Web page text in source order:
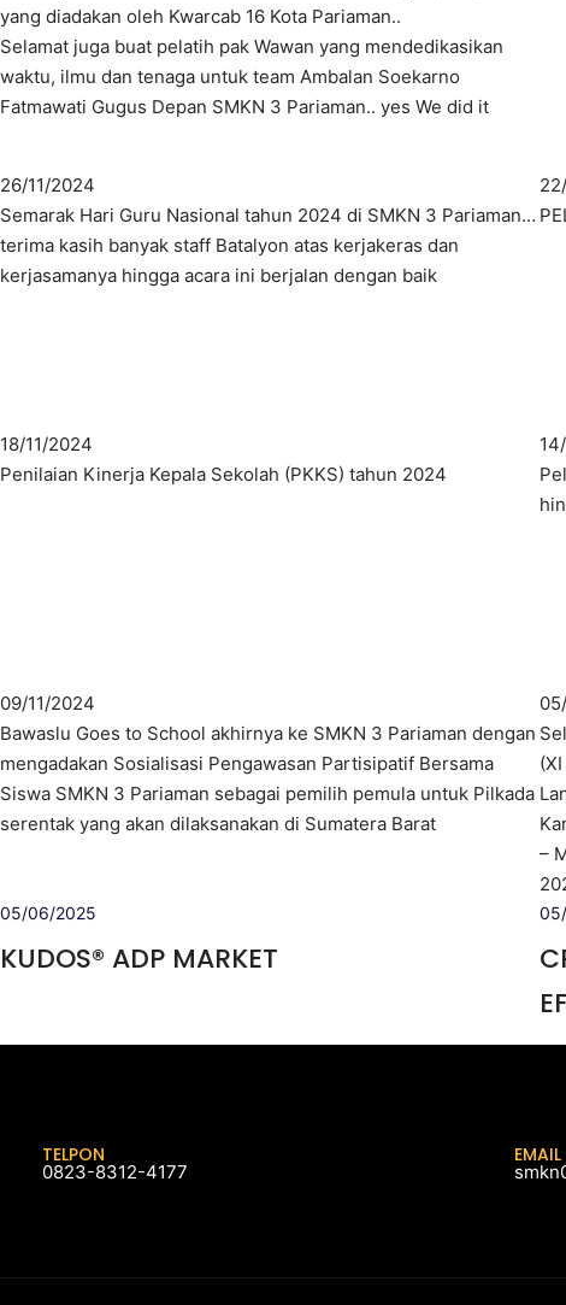
yang diadakan oleh Kwarcab 16 Kota Pariaman..
Selamat juga buat pelatih pak Wawan yang mendedikasikan
waktu, ilmu dan tenaga untuk team Ambalan Soekarno
Fatmawati Gugus Depan SMKN 3 Pariaman.. yes We did it
26/11/2024
Semarak Hari Guru Nasional tahun 2024 di SMKN 3 Pariaman…
terima kasih banyak staff Batalyon atas kerjakeras dan
kerjasamanya hingga acara ini berjalan dengan baik
18/11/2024
Penilaian Kinerja Kepala Sekolah (PKKS) tahun 2024
09/11/2024
Bawaslu Goes to School akhirnya ke SMKN 3 Pariaman dengan
mengadakan Sosialisasi Pengawasan Partisipatif Bersama
Siswa SMKN 3 Pariaman sebagai pemilih pemula untuk Pilkada
serentak yang akan dilaksanakan di Sumatera Barat
–
05/06/2025
KUDOS® ADP MARKET
TELPON
0823-8312-4177
EMAIL